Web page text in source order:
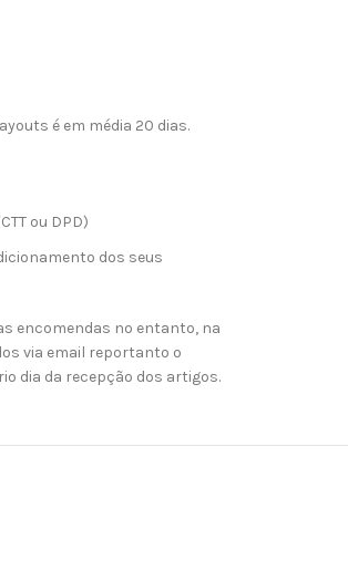
é em média 20 dias.
ou DPD)
dos seus
encomendas no entanto, na
via email reportanto o
dia da recepção dos artigos.